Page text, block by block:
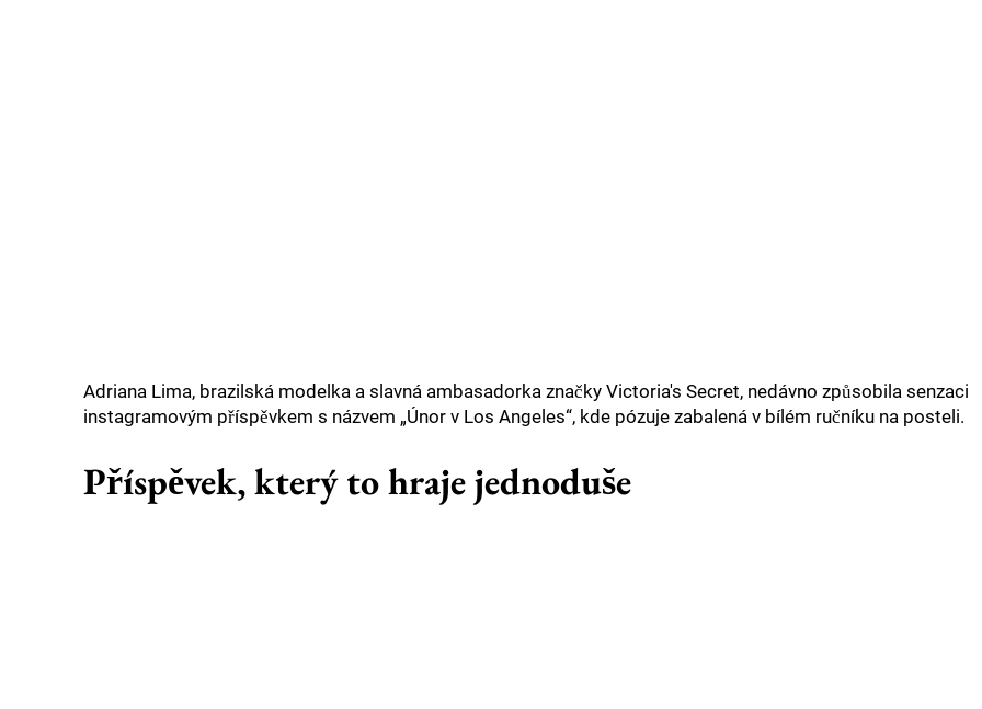
Adriana Lima, brazilská modelka a slavná ambasadorka značky Victoria's Secret, nedávno způsobila senzaci
instagramovým příspěvkem s názvem „Únor v Los Angeles“, kde pózuje zabalená v bílém ručníku na posteli.
Příspěvek, který to hraje jednoduše